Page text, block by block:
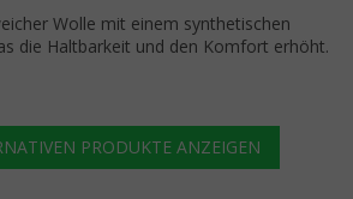
Wolle mit einem synthetischen
die Haltbarkeit und den Komfort erhöht.
PRODUKTE ANZEIGEN